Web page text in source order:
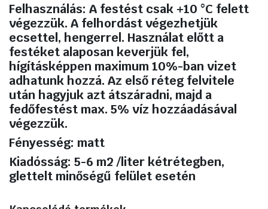
Felhasználás: A festést csak +10 °C felett
végezzük. A felhordást végezhetjük
ecsettel, hengerrel. Használat előtt a
festéket alaposan keverjük fel,
hígításképpen maximum 10%-ban vizet
adhatunk hozzá. Az első réteg felvitele
után hagyjuk azt átszáradni, majd a
fedőfestést max. 5% víz hozzáadásával
végezzük.
Fényesség: matt
Kiadósság: 5-6 m2 /liter kétrétegben,
glettelt minőségű felület esetén